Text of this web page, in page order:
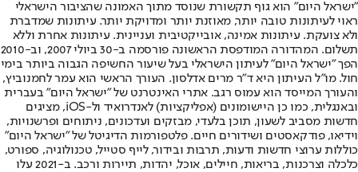
"ישראל היום" הוא גוף תקשורת שנוסד מתוך האמונה שהציבור הישראלי
ראוי לעיתונות טובה יותר, מאוזנת יותר ומדויקת יותר. עיתונות שמדברת
ולא צועקת. עיתונות אמינה, אובייקטיבית ועניינית. עיתונות אחרת וללא
תשלום. המהדורה המודפסת הראשונה פורסמה ב-30 ביולי 2007, וב-2010
הפך "ישראל היום" לעיתון הישראלי בעל שיעור החשיפה הגבוה ביותר בימי
חול. מו"ל העיתון היא ד"ר מרים אדלסון. העורך הראשי הוא עמר לחמנוביץ,
והעורך המייסד הוא עמוס רגב. אתרי האינטרנט של "ישראל היום" בעברית
ובאנגלית, כמו כן היישומונים (אפליקציות) לאנדרואיד ול-iOS, מציגים
חדשות מסביב לשעון, תוכן בלעדי, מבזקים ועדכונים, ניתוחים ופרשנויות,
וידיאו, פודקאסטים ושידורים חיים. פלטפורמות הדיגיטל של "ישראל היום"
כוללות ערוצי חדשות ודעות, תרבות ובידור, לייף סטייל, טכנולוגיה, ספורט,
כלכלה וצרכנות, בריאות, חיילים, אוכל, יהדות, תיירות ורכב. ב-2021 עלו